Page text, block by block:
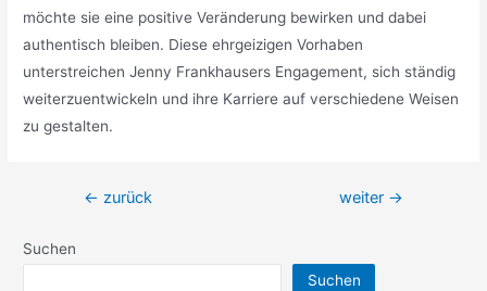
möchte sie eine positive Veränderung bewirken und dabei
authentisch bleiben. Diese ehrgeizigen Vorhaben
unterstreichen Jenny Frankhausers Engagement, sich ständig
weiterzuentwickeln und ihre Karriere auf verschiedene Weisen
zu gestalten.
Beitragsnavigation
← zurück weiter →
Suchen
Suchen